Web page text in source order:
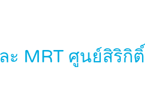
ะ MRT ศูนย์สิริกิ